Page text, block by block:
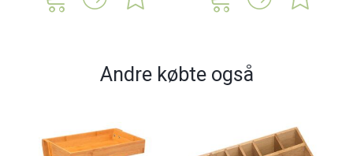
Andre købte også